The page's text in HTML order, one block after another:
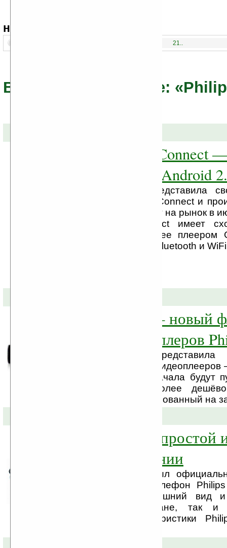
навигация:
21..
Все новости по теме:
Philips GoGear Connect
медиаплеер на Android
Компания Philips представила
медиаплеер GoGear Connect и
что устройство выйдет на рынок в
года. GoGear Connect имеет
анонсированным ранее плеером
будет оснащен GPS, Bluetooth и
GoGear Muse — новый
линейке медиаплеров
Компания Philips представила
флагмана в линейке
Может некоторые сначала будут
немного похожей более
GoGear Aria. Ориентированный на
Philips E102 — простой
телефон компании
Компанией Philips был
новый мобильный телефон
имеет приятный внешний вид
функциональном плане, так и
Технические характеристики